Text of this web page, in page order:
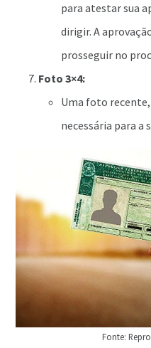
para atestar sua
dirigir. A
prosseguir no
Foto 3×4:
Uma foto
necessária para a
Fonte: